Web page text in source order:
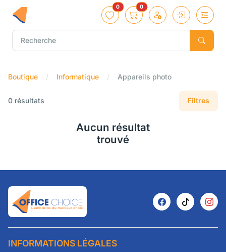
0 0
Boutique Informatique Appareils photo
0 résultats Filtres
Aucun résultat
trouvé
INFORMATIONS LÉGALES